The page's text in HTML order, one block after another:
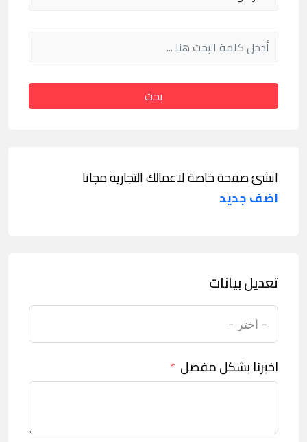
بحث
انشئ صفحة خاصة لاعمالك التجارية مجانا
اضف جديد
تعديل بيانات
اخبرنا بشكل مفصل